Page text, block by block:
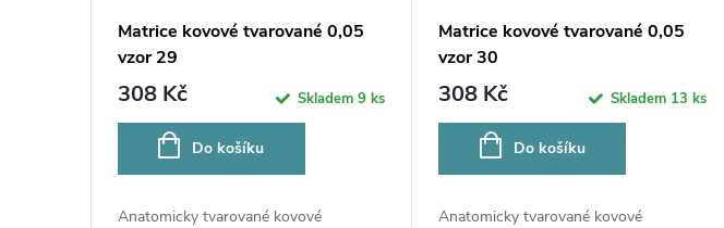
Matrice kovové tvarované 0,05
vzor 29
308 Kč Skladem9 ks
Do košíku
Anatomicky tvarované kovové
Matrice kovové tvarované 0,05
vzor 30
308 Kč Skladem 13 ks
Do košíku
Anatomicky tvarované kovové